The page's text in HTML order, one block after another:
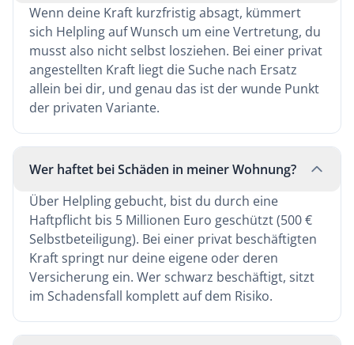
Wenn deine Kraft kurzfristig absagt, kümmert
sich Helpling auf Wunsch um eine Vertretung, du
musst also nicht selbst losziehen. Bei einer privat
angestellten Kraft liegt die Suche nach Ersatz
allein bei dir, und genau das ist der wunde Punkt
der privaten Variante.
Wer haftet bei Schäden in meiner Wohnung?
Über Helpling gebucht, bist du durch eine
Haftpflicht bis 5 Millionen Euro geschützt (500 €
Selbstbeteiligung). Bei einer privat beschäftigten
Kraft springt nur deine eigene oder deren
Versicherung ein. Wer schwarz beschäftigt, sitzt
im Schadensfall komplett auf dem Risiko.